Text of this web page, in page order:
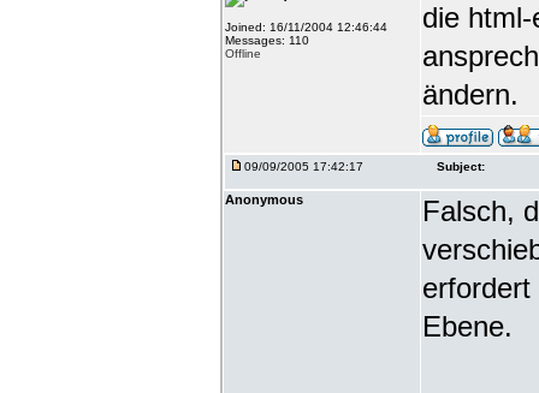
Joined: 16/11/2004 12:46:44
Messages: 110
Offline
die
ändern.
09/09/2005 17:42:17 Subject:
Anonymous
Falsch,
Ebene.